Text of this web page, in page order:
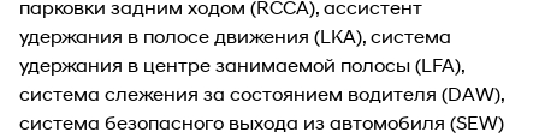
парковки задним ходом (RCCA), ассистент
удержания в полосе движения (LKA), система
удержания в центре занимаемой полосы (LFA),
система слежения за состоянием водителя (DAW),
система безопасного выхода из автомобиля (SEW)